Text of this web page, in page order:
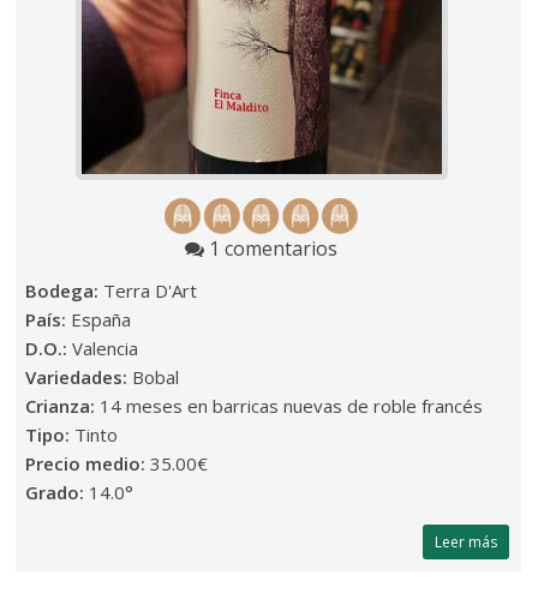
1 comentarios
Bodega: Terra D'Art
País: España
D.O.:Valencia
Variedades: Bobal
Crianza: 14 meses en barricas nuevas de roble francés
Tipo: Tinto
Precio medio:35.00€
Grado: 14.0°
Leer más